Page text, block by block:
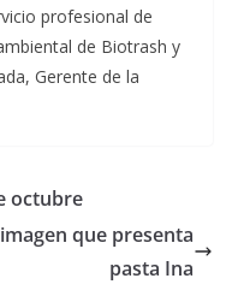
profesional de
de Biotrash y
Gerente de la
octubre
que presenta
pasta Ina